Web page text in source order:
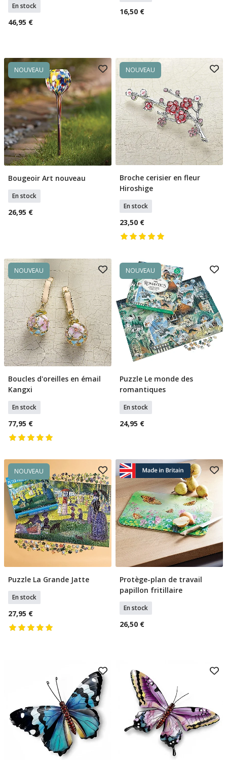
En stock
46,95 €
16,50 €
NOUVEAU
Ajouter Au Panier
Bougeoir Art nouveau
En stock
26,95 €
NOUVEAU
Ajouter Au Panier
Broche cerisier en fleur
Hiroshige
En stock
23,50 €
NOUVEAU
Ajouter Au Panier
Boucles d'oreilles en émail
Kangxi
En stock
77,95 €
NOUVEAU
Ajouter Au Panier
Puzzle Le monde des
romantiques
En stock
24,95 €
NOUVEAU
Ajouter Au Panier
Puzzle La Grande Jatte
En stock
27,95 €
Ajouter Au Panier
Protège-plan de travail
papillon fritillaire
En stock
26,50 €